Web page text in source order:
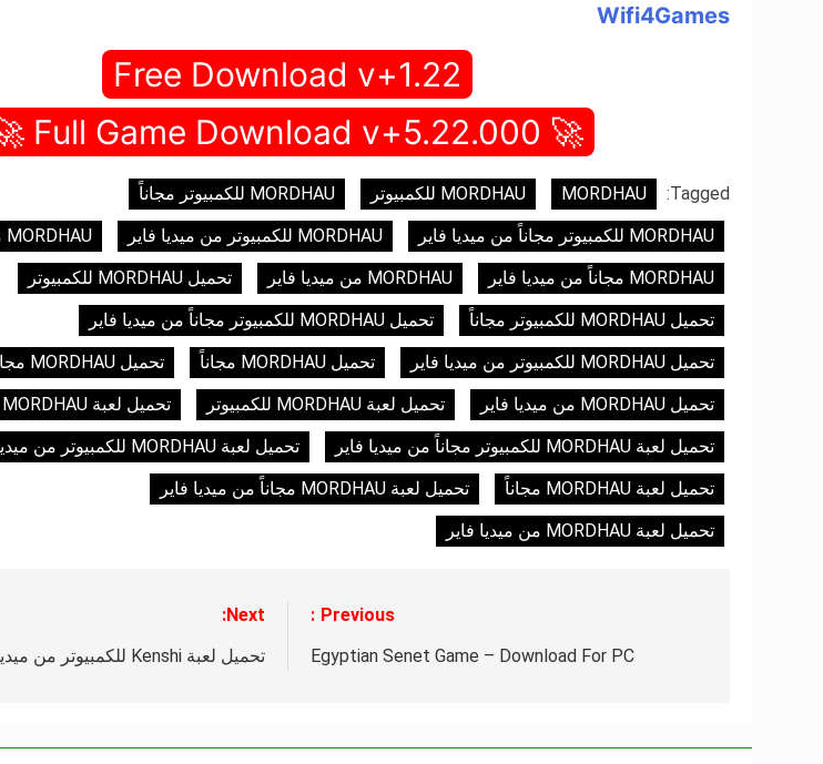
Wifi4Games
Free Download v+1.22
🚀 Full Game Download v+5.22.000 🚀
Tagged:
MORDHAU MORDHAU للكمبيوتر
MORDHAU للكمبيوتر مجاناً
MORDHAU للكمبيوتر مجاناً من ميديا فاير
MORDHAU للكمبيوتر من ميديا فاير
MORDHAU مجاناً
MORDHAU مجاناً من ميديا فاير
MORDHAU من ميديا فاير
تحميل MORDHAU للكمبيوتر
تحميل MORDHAU للكمبيوتر مجاناً
تحميل MORDHAU للكمبيوتر مجاناً من ميديا فاير
تحميل MORDHAU للكمبيوتر من ميديا فاير
تحميل MORDHAU مجاناً
تحميل MORDHAU مجاناً من ميديا فاير
تحميل MORDHAU من ميديا فاير
تحميل لعبة MORDHAU للكمبيوتر
تحميل لعبة MORDHAU للكمبيوتر مجاناً
تحميل لعبة MORDHAU للكمبيوتر مجاناً من ميديا فاير
تحميل لعبة MORDHAU للكمبيوتر من ميديا فاير
تحميل لعبة MORDHAU مجاناً
تحميل لعبة MORDHAU مجاناً من ميديا فاير
تحميل لعبة MORDHAU من ميديا فاير
المقالات
Previous:
Egyptian Senet Game – Download For PC
Next:
تحميل لعبة Kenshi للكمبيوتر من ميديا فاير مجاناً